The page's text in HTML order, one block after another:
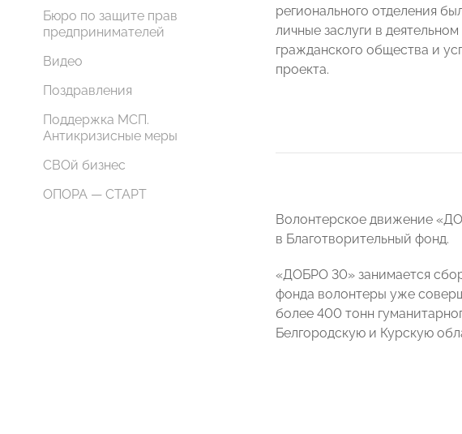
Бюро по защите прав
предпринимателей
Видео
Поздравления
Поддержка МСП.
Антикризисные меры
СВОй бизнес
ОПОРА — СТАРТ
регионального отделения
личные заслуги в
гражданского общества и
проекта.
Волонтерское движение
в Благотворительный фонд.
«ДОБРО 30» занимается
фонда волонтеры уже
более 400 тонн
Белгородскую и Курскую